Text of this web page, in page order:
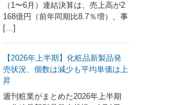
（1〜6月）連結決算は、売上高が2
168億円（前年同期比8.7％増）、事
[…]
【2026年上半期】化粧品新製品発
売状況、個数は減少も平均単価は上
昇
週刊粧業がまとめた2026年上半期